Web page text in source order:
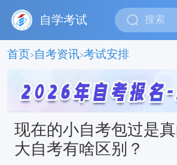
自学考试
首页>自考资讯>考试安排
现在的小自考包过是
大自考有啥区别？